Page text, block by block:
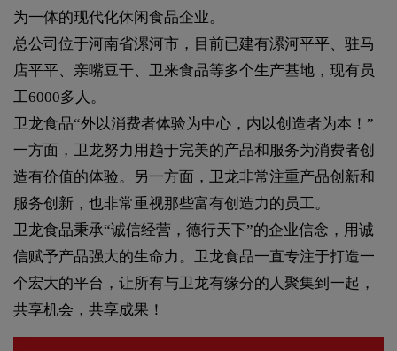
为一体的现代化休闲食品企业。
总公司位于河南省漯河市，目前已建有漯河平平、驻马
店平平、亲嘴豆干、卫来食品等多个生产基地，现有员
工6000多人。
卫龙食品“外以消费者体验为中心，内以创造者为本！”
一方面，卫龙努力用趋于完美的产品和服务为消费者创
造有价值的体验。另一方面，卫龙非常注重产品创新和
服务创新，也非常重视那些富有创造力的员工。
卫龙食品秉承“诚信经营，德行天下”的企业信念，用诚
信赋予产品强大的生命力。卫龙食品一直专注于打造一
个宏大的平台，让所有与卫龙有缘分的人聚集到一起，
共享机会，共享成果！